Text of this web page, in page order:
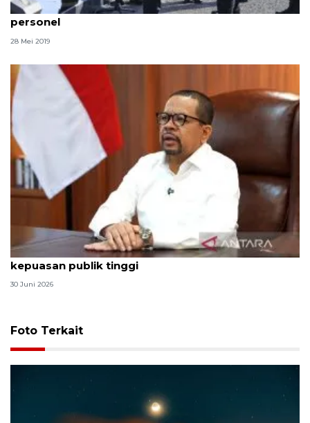
Operasi Ketupat Semeru 2019 libatkan 9.761
personel
28 Mei 2019
Qodari: Pemerintah tak puas diri meski tingkat
kepuasan publik tinggi
30 Juni 2026
Foto Terkait